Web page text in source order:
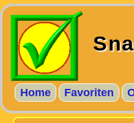
Home Favoriten